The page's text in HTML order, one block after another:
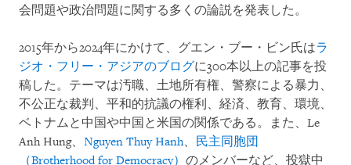
会問題や政治問題に関する多くの論説を発表した。
2015年から2024年にかけて、グエン・ブー・ビン氏はラ
ジオ・フリー・アジアのブログに300本以上の記事を投
稿した。テーマは汚職、土地所有権、警察による暴力、
不公正な裁判、平和的抗議の権利、経済、教育、環境、
ベトナムと中国や中国と米国の関係である。また、Le
Anh Hung、 Nguyen Thuy Hanh、
民主同胞団
（Brotherhood for Democracy） のメンバーなど、投獄中